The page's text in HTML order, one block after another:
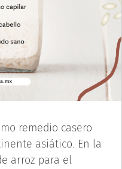
remedio casero
asiático. En la
arroz para el